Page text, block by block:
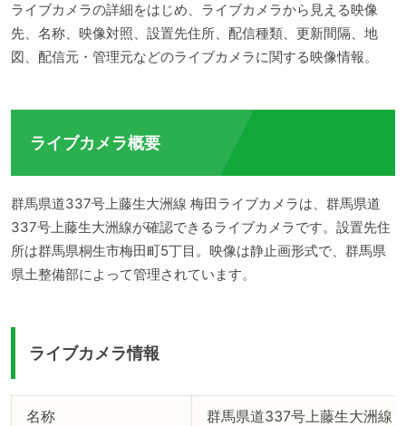
ライブカメラの詳細をはじめ、ライブカメラから見える映像
先、名称、映像対照、設置先住所、配信種類、更新間隔、地
図、配信元・管理元などのライブカメラに関する映像情報。
ライブカメラ概要
群馬県道337号上藤生大洲線 梅田ライブカメラは、群馬県道
337号上藤生大洲線が確認できるライブカメラです。設置先住
所は群馬県桐生市梅田町5丁目。映像は静止画形式で、群馬県
県土整備部によって管理されています。
ライブカメラ情報
名称 群馬県道337号上藤生大洲線